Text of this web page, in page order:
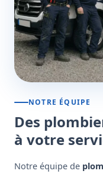
NOTRE ÉQUIPE
Des
à votre
Notre équipe de